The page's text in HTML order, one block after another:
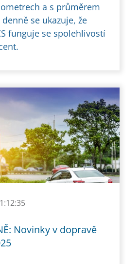
a s průměrem
denně se ukazuje, že
funguje se spolehlivostí
Novinky v dopravě